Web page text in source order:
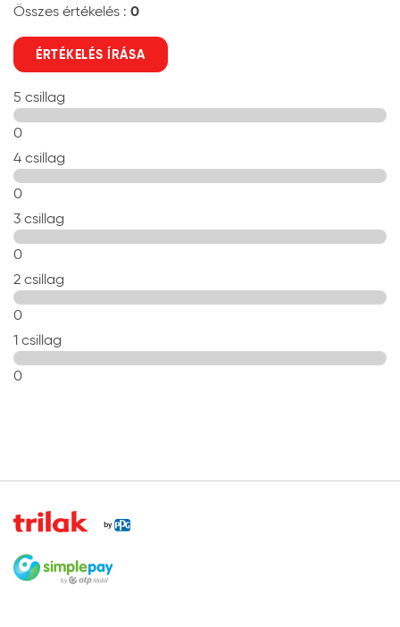
Összes értékelés : 0
ÉRTÉKELÉS ÍRÁSA
5 csillag
0
4 csillag
0
3 csillag
0
2 csillag
0
1 csillag
0